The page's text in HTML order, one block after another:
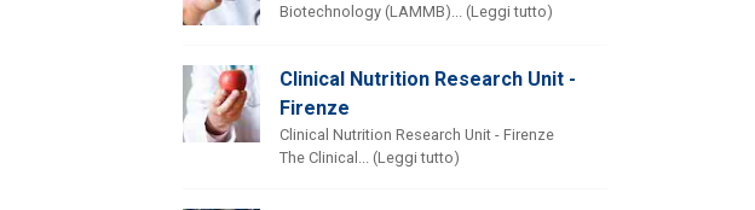
Biotechnology (LAMMB)... (Leggi tutto)
Clinical Nutrition Research Unit -
Firenze
Clinical Nutrition Research Unit - Firenze
The Clinical... (Leggi tutto)